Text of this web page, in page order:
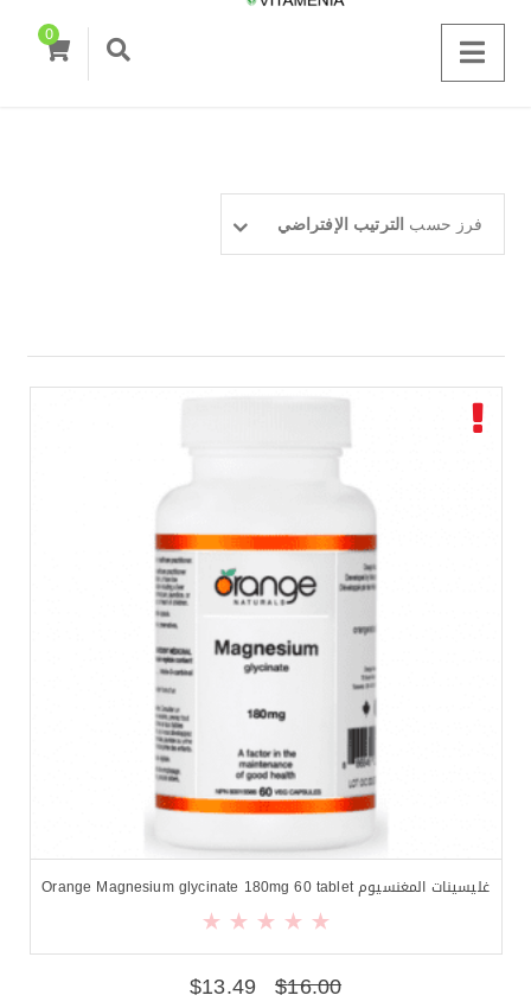
0
فرز حسب الترتيب الإفتراضي
غليسينات المغنسيوم Orange Magnesium glycinate 180mg 60 tablet
$16.00
$13.49